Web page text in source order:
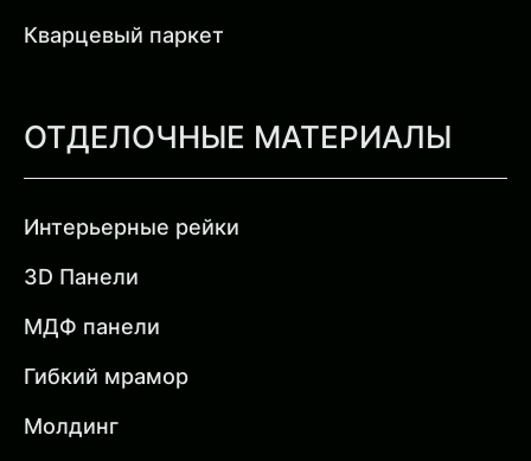
Кварцевый паркет
ОТДЕЛОЧНЫЕ МАТЕРИАЛЫ
Интерьерные рейки
3D Панели
МДФ панели
Гибкий мрамор
Молдинг